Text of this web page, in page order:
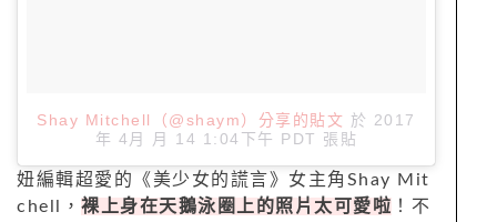
Shay Mitchell（@shaym）分享的貼文 於 2017
年 4月 月 14 1:04下午 PDT 張貼
妞編輯超愛的《美少女的謊言》女主角Shay Mit
chell， 裸上身在天鵝泳圈上的照片太可愛啦 ！不